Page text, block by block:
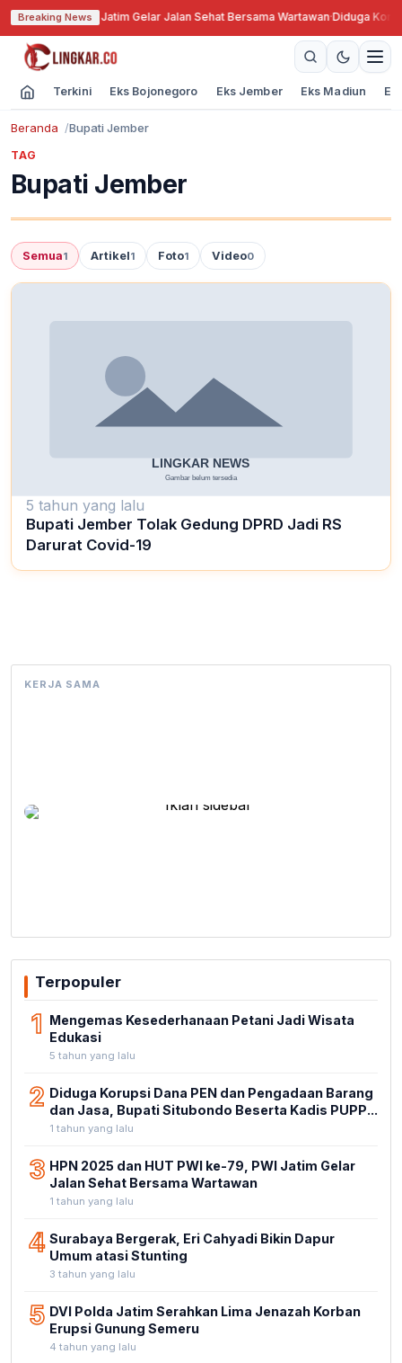
Breaking News
ke-79, PWI Jatim Gelar Jalan Sehat Bersama Wartawan·Diduga
Terkini Eks Bojonegoro Eks Jember Eks Madiun
Beranda Bupati Jember
TAG
Bupati Jember
Semua1 Artikel1 Foto1 Video0
5 tahun yang lalu
Bupati Jember Tolak Gedung DPRD Jadi RS
Darurat Covid-19
KERJA SAMA
Terpopuler
1 Mengemas Kesederhanaan Petani Jadi Wisata
Edukasi
5 tahun yang lalu
2 Diduga Korupsi Dana PEN dan Pengadaan Barang
dan Jasa, Bupati Situbondo Beserta Kadis PUPP...
1 tahun yang lalu
3 HPN 2025 dan HUT PWI ke-79, PWI Jatim Gelar
Jalan Sehat Bersama Wartawan
1 tahun yang lalu
4 Surabaya Bergerak, Eri Cahyadi Bikin Dapur
Umum atasi Stunting
3 tahun yang lalu
5 DVI Polda Jatim Serahkan Lima Jenazah Korban
Erupsi Gunung Semeru
4 tahun yang lalu